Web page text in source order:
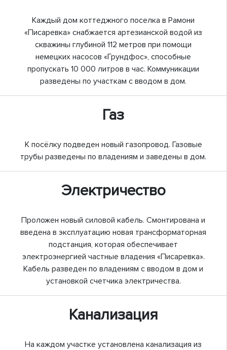
Каждый дом коттеджного поселка в Рамони
«Писаревка» снабжается артезианской водой из
скважины глубиной 112 метров при помощи
немецких насосов «Грундфос», способные
пропускать 10 000 литров в час. Коммуникации
разведены по участкам с вводом в дом.
Газ
К посёлку подведен новый газопровод. Газовые
трубы разведены по владениям и заведены в дом.
Электричество
Проложен новый силовой кабель. Смонтирована и
введена в эксплуатацию новая трансформаторная
подстанция, которая обеспечивает
электроэнергией частные владения «Писаревка».
Кабель разведен по владениям с вводом в дом и
установкой счетчика электричества.
Канализация
На каждом участке установлена канализация из